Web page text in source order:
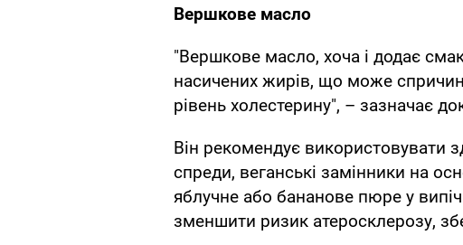
Вершкове масло
"Вершкове масло, хоча і додає
насичених жирів, що може
рівень холестерину", – зазначає
Він рекомендує використовувати
спреди, веганські замінники на
яблучне або бананове пюре у
зменшити ризик атеросклерозу,